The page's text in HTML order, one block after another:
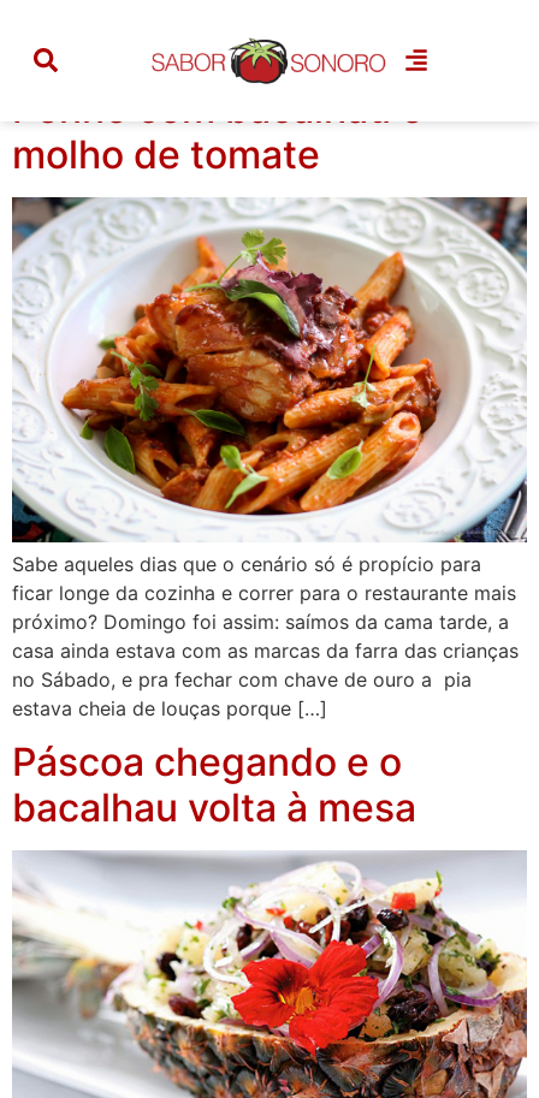
Categoria:bacalhau
Penne com bacalhau e
molho de tomate
Sabe aqueles dias que o cenário só é propício para
ficar longe da cozinha e correr para o restaurante mais
próximo? Domingo foi assim: saímos da cama tarde, a
casa ainda estava com as marcas da farra das crianças
no Sábado, e pra fechar com chave de ouro a pia
estava cheia de louças porque […]
Páscoa chegando e o
bacalhau volta à mesa